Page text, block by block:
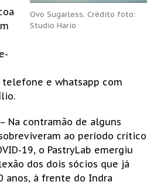
Ovo Sugarless. Crédito foto:
Studio Hario
telefone e whatsapp com
Na contramão de alguns
ao período crítico
19, o PastryLab emergiu
dos dois sócios que já
anos, à frente do Indra